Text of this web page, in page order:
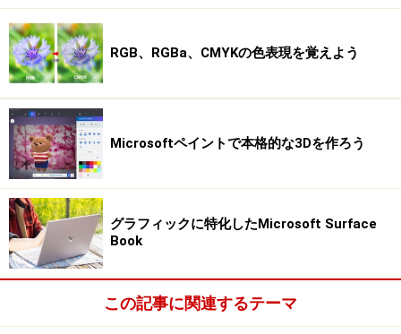
キャンバス地を何度でも変えられる
誰でも絵を最短距離で完成へ
とにかく描くのが楽しいんです
とても優しい画面からはじめます
下の図は、ArtRageを起動させた画面です。とても起動
が早いです。
シンプルなインターフェイスからはちょっと想像できな
いかもしれませんが、絵を描く満足度や、絵を完成させ
るためのくふうがいろいろとなされています。↓
RGB、RGBa、CMYKの色表現を覚えよう
Microsoftペイントで本格的な3Dを作ろう
グラフィックに特化したMicrosoft Surface
Book
この記事に関連するテーマ